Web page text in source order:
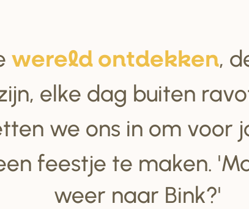
wereld ontdekken,
elke dag buiten
we ons in om voor
feestje te maken.
weer naar Bink?'